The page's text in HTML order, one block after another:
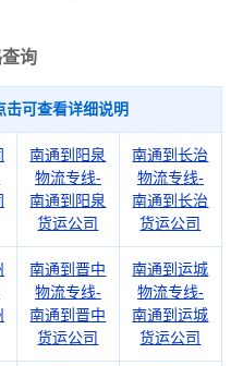
询
击可查看详细说明
南通到阳泉
物流专线-
南通到阳泉
货运公司
南通到长治
物流专线-
南通到长治
货运公司
南通到晋中
物流专线-
南通到晋中
货运公司
南通到运城
物流专线-
南通到运城
货运公司